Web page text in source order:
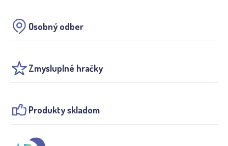
Osobný odber
Zmysluplné hračky
Produkty skladom